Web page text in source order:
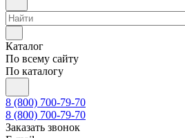
Каталог
По всему сайту
По каталогу
8 (800) 700-79-70
8 (800) 700-79-70
Заказать звонок